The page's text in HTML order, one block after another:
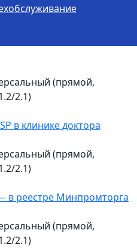
в клинике доктора
реестре Минпромторга